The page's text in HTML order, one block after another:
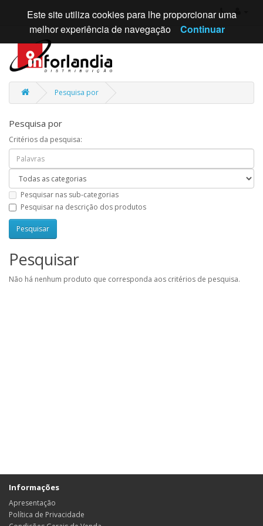
Pesquisa por
Pesquisa por
Critérios da pesquisa:
Pesquisar nas sub-categorias
Pesquisar na descrição dos produtos
Pesquisar
Não há nenhum produto que corresponda aos critérios de pesquisa.
Informações
Apresentação
Política de Privacidade
Este site utiliza cookies para lhe proporcionar uma
melhor experiência de navegação
Continuar